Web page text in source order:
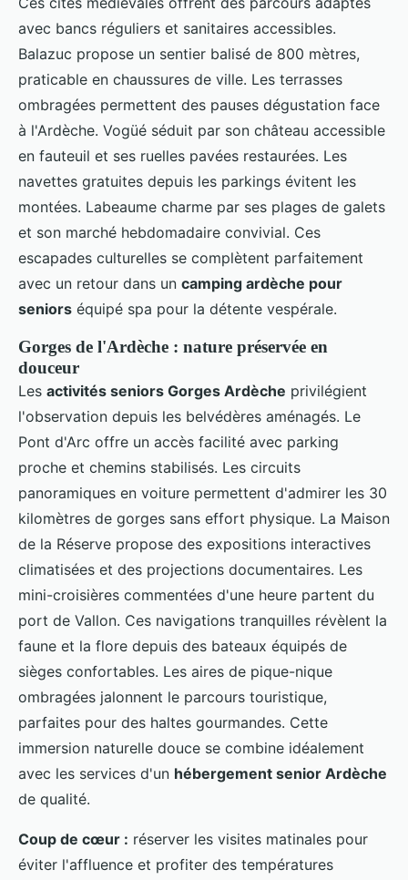
avec bancs réguliers et sanitaires accessibles.
Balazuc propose un sentier balisé de 800 mètres,
praticable en chaussures de ville. Les terrasses
ombragées permettent des pauses dégustation face
à l'Ardèche. Vogüé séduit par son château accessible
en fauteuil et ses ruelles pavées restaurées. Les
navettes gratuites depuis les parkings évitent les
montées. Labeaume charme par ses plages de galets
et son marché hebdomadaire convivial. Ces
escapades culturelles se complètent parfaitement
avec un retour dans un camping ardèche pour
seniors équipé spa pour la détente vespérale.
Gorges de l'Ardèche : nature préservée en
douceur
Les activités seniors Gorges Ardèche privilégient
l'observation depuis les belvédères aménagés. Le
Pont d'Arc offre un accès facilité avec parking
proche et chemins stabilisés. Les circuits
panoramiques en voiture permettent d'admirer les 30
kilomètres de gorges sans effort physique. La Maison
de la Réserve propose des expositions interactives
climatisées et des projections documentaires. Les
mini-croisières commentées d'une heure partent du
port de Vallon. Ces navigations tranquilles révèlent la
faune et la flore depuis des bateaux équipés de
sièges confortables. Les aires de pique-nique
ombragées jalonnent le parcours touristique,
parfaites pour des haltes gourmandes. Cette
immersion naturelle douce se combine idéalement
avec les services d'un hébergement senior Ardèche
de qualité.
Coup de cœur : réserver les visites matinales pour
éviter l'affluence et profiter des températures